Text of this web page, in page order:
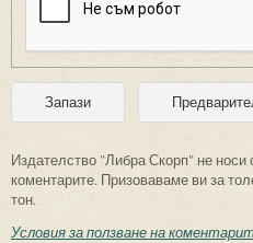
Издателство "Либра Скорп" не носи
коментарите. Призоваваме ви за
тон.
Условия за ползване на